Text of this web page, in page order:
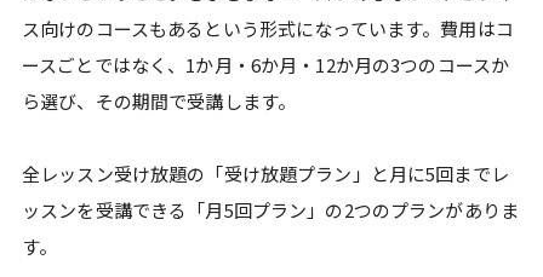
ス向けのコースもあるという形式になっています。費用はコ
ースごとではなく、1か月・6か月・12か月の3つのコースか
ら選び、その期間で受講します。
全レッスン受け放題の「受け放題プラン」と月に5回までレ
ッスンを受講できる「月5回プラン」の2つのプランがありま
す。